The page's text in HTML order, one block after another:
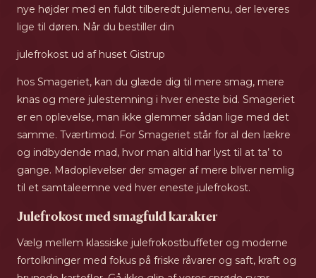
nye højder med en fuldt tilberedt julemenu, der leveres
lige til døren. Når du bestiller din
julefrokost ud af huset Gistrup
hos Smageriet, kan du glæde dig til mere smag, mere
knas og mere julestemning i hver eneste bid. Smageriet
er en oplevelse, man ikke glemmer sådan lige med det
samme. Tværtimod. For Smageriet står for al den lækre
og indbydende mad, hvor man altid har lyst til at ta’ to
gange. Madoplevelser der smager af mere bliver nemlig
til et samtaleemne ved hver eneste julefrokost.
Julefrokost med smagfuld karakter
Vælg mellem klassiske julefrokostbuffeter og moderne
fortolkninger med fokus på friske råvarer og saft, kraft og